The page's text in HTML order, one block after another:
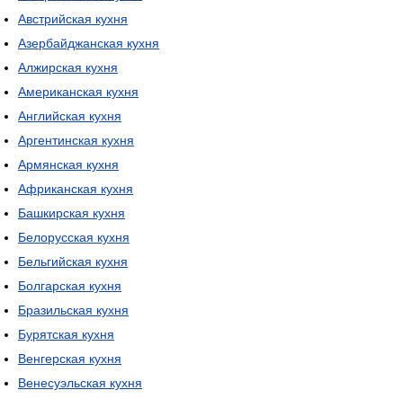
Австрийская кухня
Азербайджанская кухня
Алжирская кухня
Американская кухня
Английская кухня
Аргентинская кухня
Армянская кухня
Африканская кухня
Башкирская кухня
Белорусская кухня
Бельгийская кухня
Болгарская кухня
Бразильская кухня
Бурятская кухня
Венгерская кухня
Венесуэльская кухня